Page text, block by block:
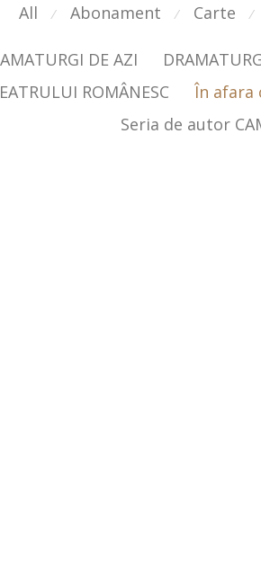
All ⁄ Abonament ⁄ Carte ⁄
DE AZI
ROMÂNESC În afara
Seria de autor